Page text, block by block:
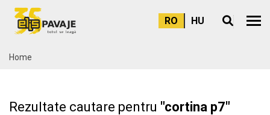
RO HU Meniu
Home
Rezultate cautare pentru "cortina p7"